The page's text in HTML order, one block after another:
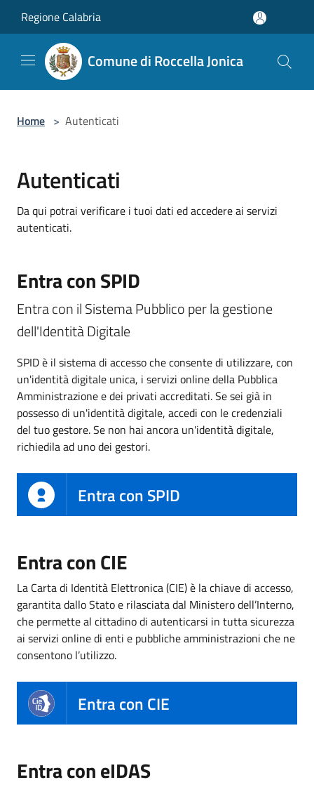
Regione Calabria
Comune di Roccella Jonica
Home > Autenticati
Autenticati
Da qui potrai verificare i tuoi dati ed accedere ai servizi
autenticati.
Entra con SPID
Entra con il Sistema Pubblico per la gestione
dell'Identità Digitale
SPID è il sistema di accesso che consente di utilizzare, con
un'identità digitale unica, i servizi online della Pubblica
Amministrazione e dei privati accreditati. Se sei già in
possesso di un'identità digitale, accedi con le credenziali
del tuo gestore. Se non hai ancora un'identità digitale,
richiedila ad uno dei gestori.
Entra con SPID
Entra con CIE
La Carta di Identità Elettronica (CIE) è la chiave di accesso,
garantita dallo Stato e rilasciata dal Ministero dell’Interno,
che permette al cittadino di autenticarsi in tutta sicurezza
ai servizi online di enti e pubbliche amministrazioni che ne
consentono l’utilizzo.
Entra con CIE
Entra con eIDAS